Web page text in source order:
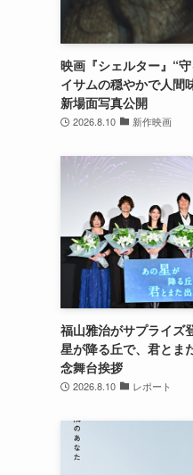
映画『シェルター』“
イサムの穏やかで人間
新場面写真公開
2026.8.10 新作映画
福山雅治がサプライズ
星が降る丘で、君とま
念舞台挨拶
2026.8.10 レポート